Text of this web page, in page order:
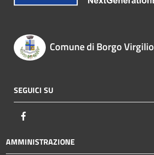
Comune di Borgo Virgilio
SEGUICI SU
AMMINISTRAZIONE